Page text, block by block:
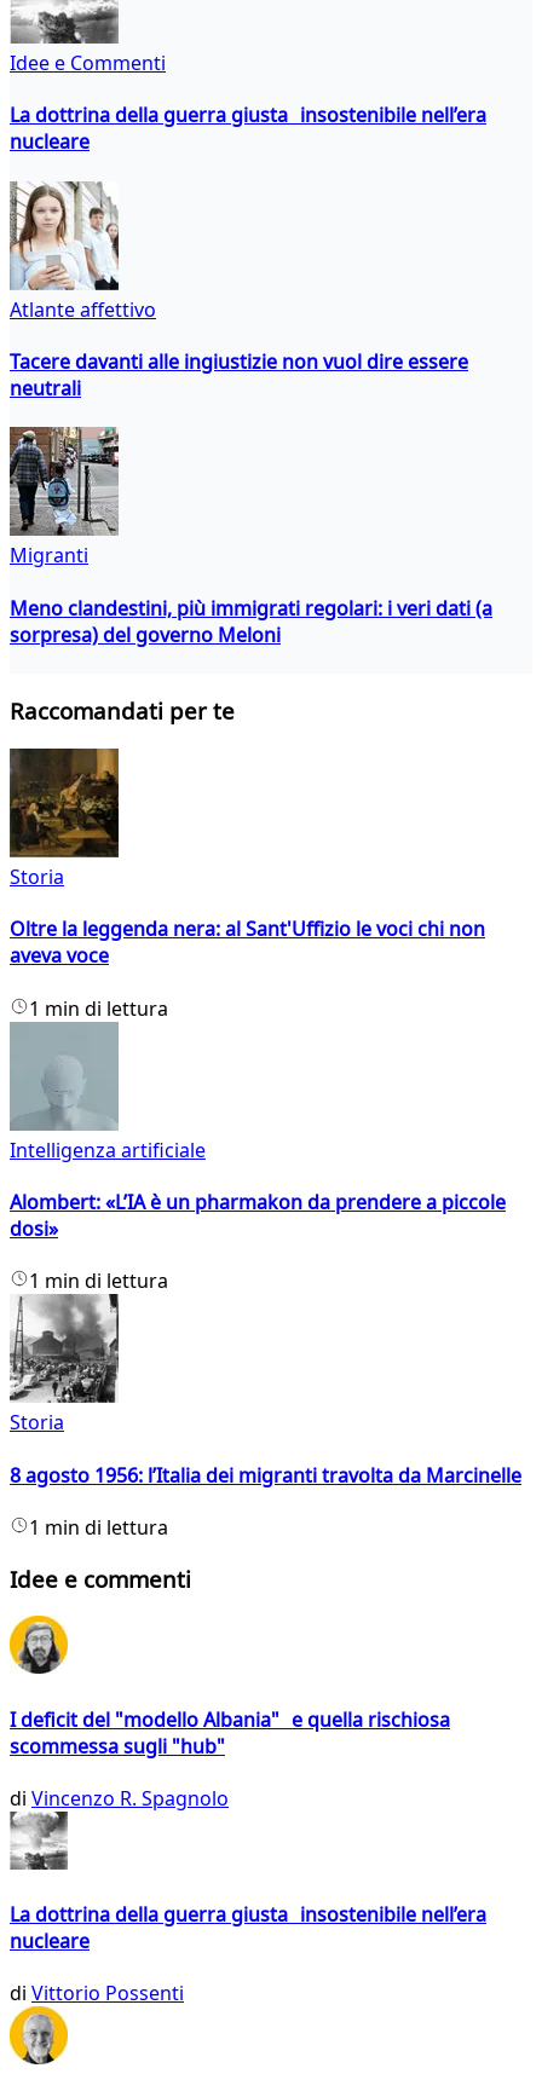
Idee e Commenti
La dottrina della guerra giusta insostenibile nell’era
nucleare
Atlante affettivo
Tacere davanti alle ingiustizie non vuol dire essere
neutrali
Migranti
Meno clandestini, più immigrati regolari: i veri dati (a
sorpresa) del governo Meloni
Raccomandati per te
Storia
Oltre la leggenda nera: al Sant'Uffizio le voci chi non
aveva voce
1 min di lettura
Intelligenza artificiale
Alombert: «L’IA è un pharmakon da prendere a piccole
dosi»
1 min di lettura
Storia
8 agosto 1956: l’Italia dei migranti travolta da Marcinelle
1 min di lettura
Idee e commenti
I deficit del "modello Albania" e quella rischiosa
scommessa sugli "hub"
di Vincenzo R. Spagnolo
La dottrina della guerra giusta insostenibile nell’era
nucleare
di Vittorio Possenti